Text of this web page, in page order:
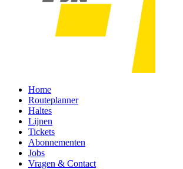
Home
Routeplanner
Haltes
Lijnen
Tickets
Abonnementen
Jobs
Vragen & Contact